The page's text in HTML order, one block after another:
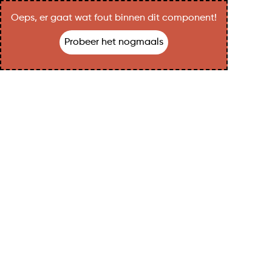
Oeps, er gaat wat fout binnen dit component!
Probeer het nogmaals